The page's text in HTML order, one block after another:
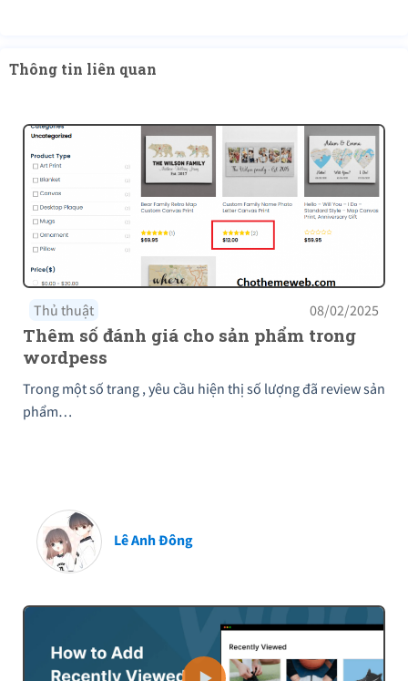
Thông tin liên quan
Thủ thuật 08/02/2025
Thêm số đánh giá cho sản phẩm trong
wordpess
Trong một số trang , yêu cầu hiện thị số lượng đã review sản
phẩm…
Lê Anh Đông